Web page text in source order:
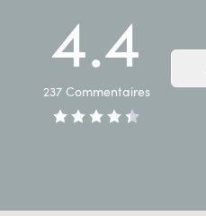
4.4
237 Commentaires